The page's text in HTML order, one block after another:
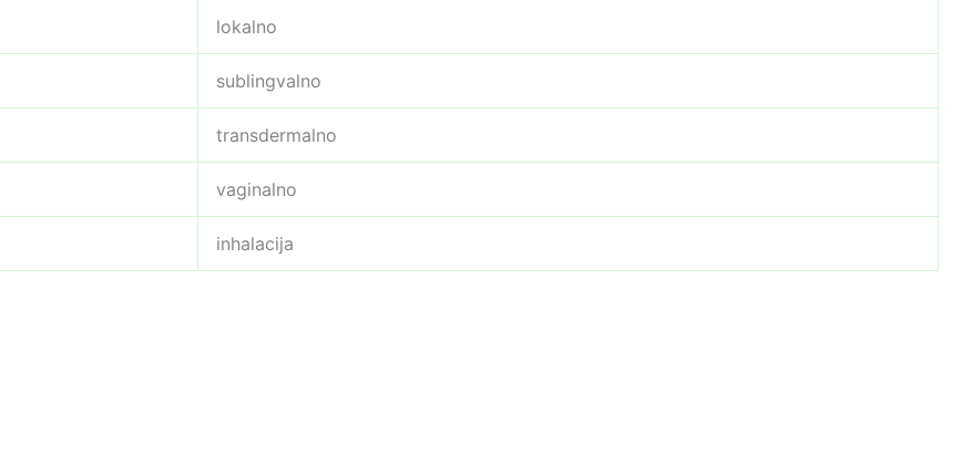
lokalno
sublingvalno
transdermalno
vaginalno
inhalacija